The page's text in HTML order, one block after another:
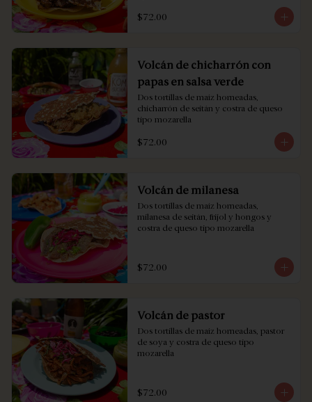
$72.00
Volcán de chicharrón con
papas en salsa verde
Dos tortillas de maíz horneadas,
chicharrón de seitán y costra de queso
tipo mozarella
$72.00
Volcán de milanesa
Dos tortillas de maíz horneadas,
milanesa de seitán, frijol y hongos y
costra de queso tipo mozarella
$72.00
Volcán de pastor
Dos tortillas de maíz horneadas, pastor
de soya y costra de queso tipo
mozarella
$72.00